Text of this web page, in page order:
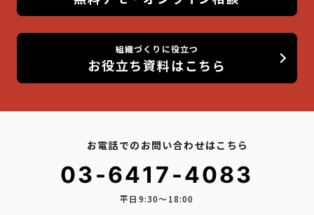
組織づくりに役立つ
お役立ち資料はこちら
お電話でのお問い合わせはこちら
03-6417-4083
平日9:30〜18:00